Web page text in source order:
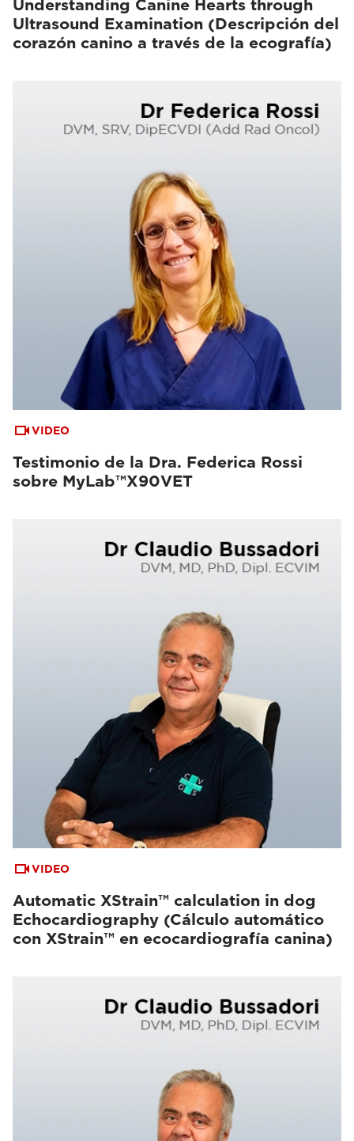
Understanding Canine Hearts through
Ultrasound Examination (Descripción del
corazón canino a través de la ecografía)
VIDEO
Testimonio de la Dra. Federica Rossi
sobre MyLab™X90VET
VIDEO
Automatic XStrain™ calculation in dog
Echocardiography (Cálculo automático
con XStrain™ en ecocardiografía canina)